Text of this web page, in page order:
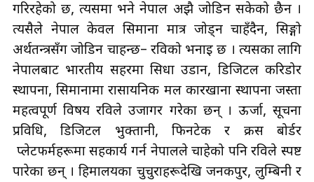
गरिरहेको छ, त्यसमा भने नेपाल अझै जोडिन सकेको छैन ।
त्यसैले नेपाल केवल सिमाना मात्र जोड्न चाहँदैन, सिङ्गो
अर्थतन्त्रसँग जोडिन चाहन्छ– रविको भनाइ छ । त्यसका लागि
नेपालबाट भारतीय सहरमा सिधा उडान, डिजिटल करिडोर
स्थापना, सिमानामा रासायनिक मल कारखाना स्थापना जस्ता
महत्वपूर्ण विषय रविले उजागर गरेका छन् । ऊर्जा, सूचना
प्रविधि, डिजिटल भुक्तानी, फिनटेक र क्रस बोर्डर
प्लेटफर्महरूमा सहकार्य गर्न नेपालले चाहेको पनि रविले स्पष्ट
पारेका छन् । हिमालयका चुचुराहरूदेखि जनकपुर, लुम्बिनी र